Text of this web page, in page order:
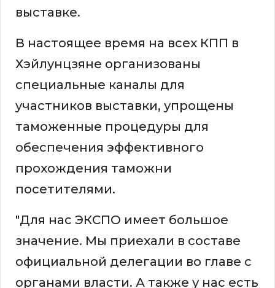
выставке.
В настоящее время на всех КПП в
Хэйлунцзяне организованы
специальные каналы для
участников выставки, упрощены
таможенные процедуры для
обеспечения эффективного
прохождения таможни
посетителями.
"Для нас ЭКСПО имеет большое
значение. Мы приехали в составе
официальной делегации во главе с
органами власти. А также у нас есть